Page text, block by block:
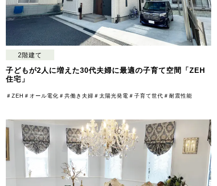
2階建て
子どもが2人に増えた30代夫婦に最適の子育て空間「ZEH
住宅」
＃ZEH ＃オール電化 ＃共働き夫婦 ＃太陽光発電 ＃子育て世代 ＃耐震性能